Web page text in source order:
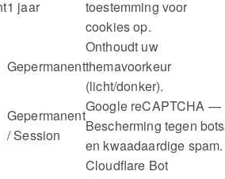
1 jaar
toestemming voor
cookies op.
Gepermanent
Onthoudt uw
themavoorkeur
(licht/donker).
Gepermanent
/ Session
Google reCAPTCHA —
Bescherming tegen bots
en kwaadaardige spam.
Cloudflare Bot